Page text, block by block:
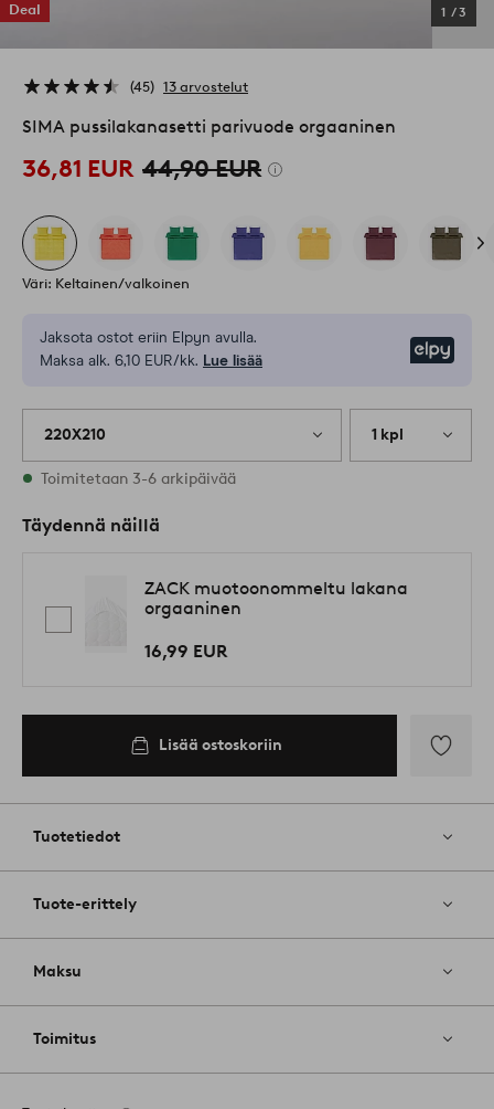
Deal 1 /3
45 13 arvostelut
SIMA pussilakanasetti parivuode orgaaninen
36,81 EUR 44,90 EUR
Väri: Keltainen/valkoinen
Jaksota ostot eriin Elpyn avulla.
Maksa alk. 6,10 EUR/kk. Lue lisää
220X210 1 kpl
Varastossa
Toimitetaan 3-6 arkipäivää
Täydennä näillä
ZACK muotoonommeltu lakana
orgaaninen
16,99 EUR
Lisää ostoskoriin
Tuotetiedot
Tuote-erittely
Maksu
Toimitus